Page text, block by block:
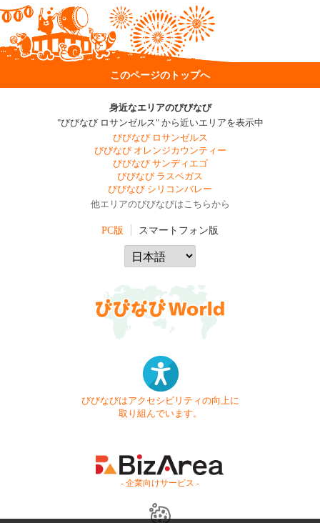
このページのトップへ
身近なエリアのびびなび
"びびなび ロサンゼルス" から近いエリアを表示中
びびなび ロサンゼルス
びびなび オレンジカウンティー
びびなび サンディエゴ
びびなび ラスベガス
びびなび シリコンバレー
他エリアのびびなびはこちらから
PC版 スマートフォン版
びびなびはアクセシビリティの向上に
取り組んでいます。
- 企業向けサービス -